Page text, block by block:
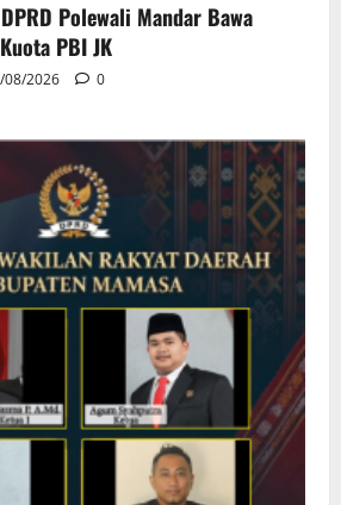
Polewali Mandar Bawa
PBI JK
08/2026 0